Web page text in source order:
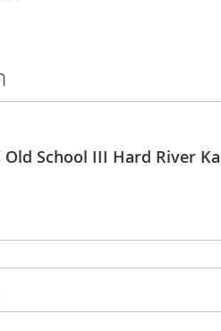
Old School III Hard River